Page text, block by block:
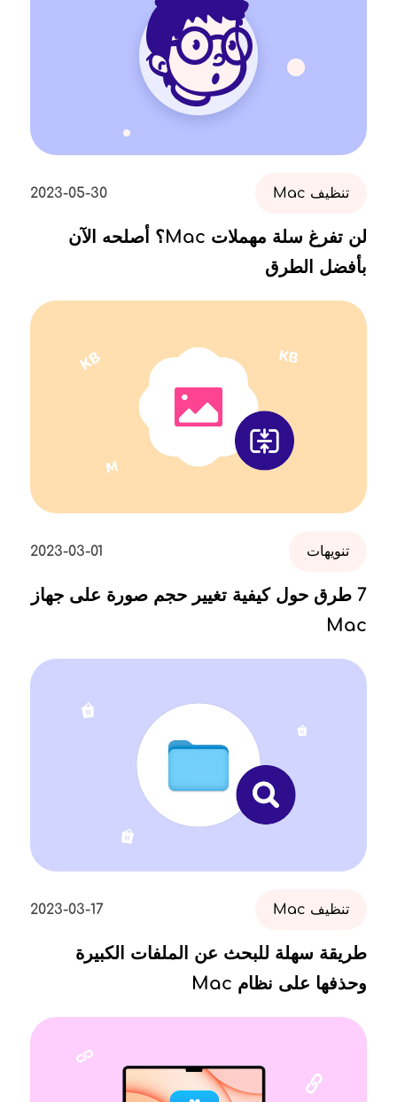
تنظيف Mac 2023-05-30
لن تفرغ سلة مهملات Mac؟ أصلحه الآن
بأفضل الطرق
تنويهات 2023-03-01
7 طرق حول كيفية تغيير حجم صورة على جهاز
Mac
تنظيف Mac 2023-03-17
طريقة سهلة للبحث عن الملفات الكبيرة
وحذفها على نظام Mac